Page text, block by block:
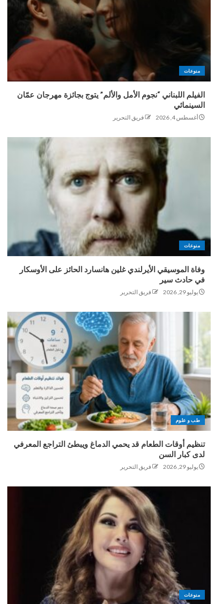
منوعات
الفيلم اللبناني “نجوم الأمل والألم” يتوج بجائزة مهرجان عمّان
السينمائي
أغسطس 4, 2026 فريق التحرير
منوعات
وفاة الموسيقي الأيرلندي غلين هانسارد الحائز على الأوسكار
في حادث سير
يوليو 29, 2026 فريق التحرير
طب و علوم
تنظيم أوقات الطعام قد يحمي الدماغ ويبطئ التراجع المعرفي
لدى كبار السن
يوليو 29, 2026 فريق التحرير
منوعات